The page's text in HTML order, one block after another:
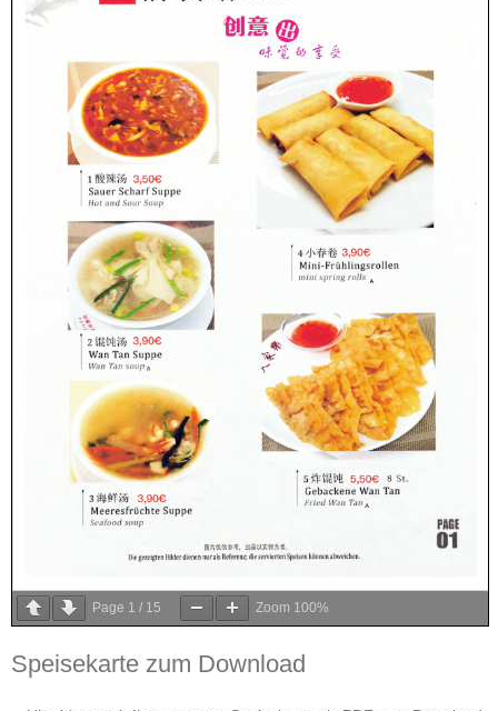
Page 1 / 15 Zoom 100%
Speisekarte zum Download